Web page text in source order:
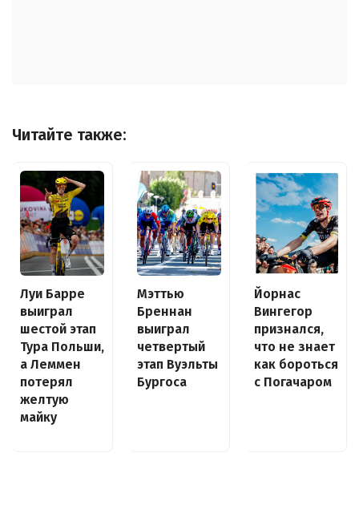
Читайте также:
Луи Барре
выиграл
шестой этап
Тура Польши,
а Леммен
потерял
желтую
майку
Мэттью
Бреннан
выиграл
четвертый
этап Вуэльты
Бургоса
Йорнас
Вингегор
признался,
что не знает
как бороться
с Погачаром